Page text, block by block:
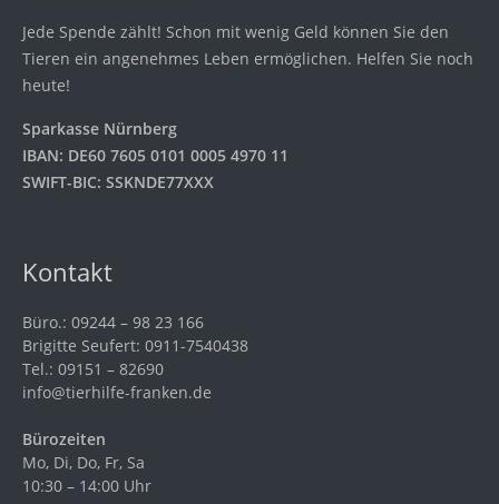
Jede Spende zählt! Schon mit wenig Geld können Sie den
Tieren ein angenehmes Leben ermöglichen. Helfen Sie noch
heute!
Sparkasse Nürnberg
IBAN: DE60 7605 0101 0005 4970 11
SWIFT-BIC: SSKNDE77XXX
Kontakt
Büro.: 09244 – 98 23 166
Brigitte Seufert: 0911-7540438
Tel.: 09151 – 82690
info@tierhilfe-franken.de
Bürozeiten
Mo, Di, Do, Fr, Sa
10:30 – 14:00 Uhr